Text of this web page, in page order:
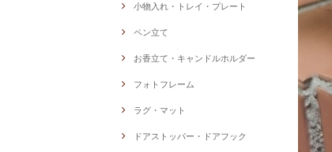
小物入れ・トレイ・プレート
ペン立て
お香立て・キャンドルホルダー
フォトフレーム
ラグ・マット
ドアストッパー・ドアフック